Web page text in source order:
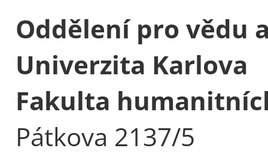
Oddělení pro vědu
Univerzita Karlova
Fakulta
Pátkova 2137/5